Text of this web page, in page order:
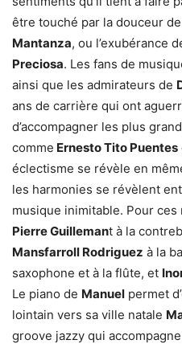
être touché par la douceur de
Mantanza, ou l’exubérance
Preciosa. Les fans de
ainsi que les admirateurs de
ans de carrière qui ont
d’accompagner les plus
comme Ernesto Tito Puentes
éclectisme se révèle en
les harmonies se révèlent
musique inimitable. Pour ces
Pierre Guillemant à la
Mansfarroll Rodriguez à la
saxophone et à la flûte, et
Le piano de Manuel permet
lointain vers sa ville natale
groove jazzy qui